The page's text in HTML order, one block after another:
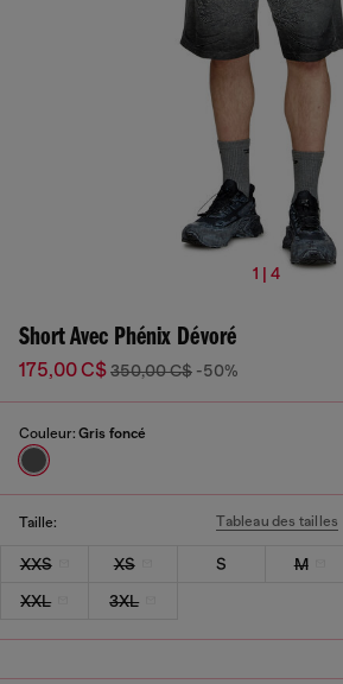
1 | 4
Short Avec Phénix Dévoré
175,00 C$350,00 C$ -50%
Couleur: Gris foncé
Taille: Tableau des tailles
XXS XS S M
XXL
3XL